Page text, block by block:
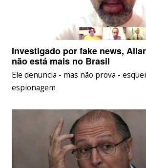
Investigado por fake news,
não está mais no Brasil
Ele denuncia - mas não prova -
espionagem